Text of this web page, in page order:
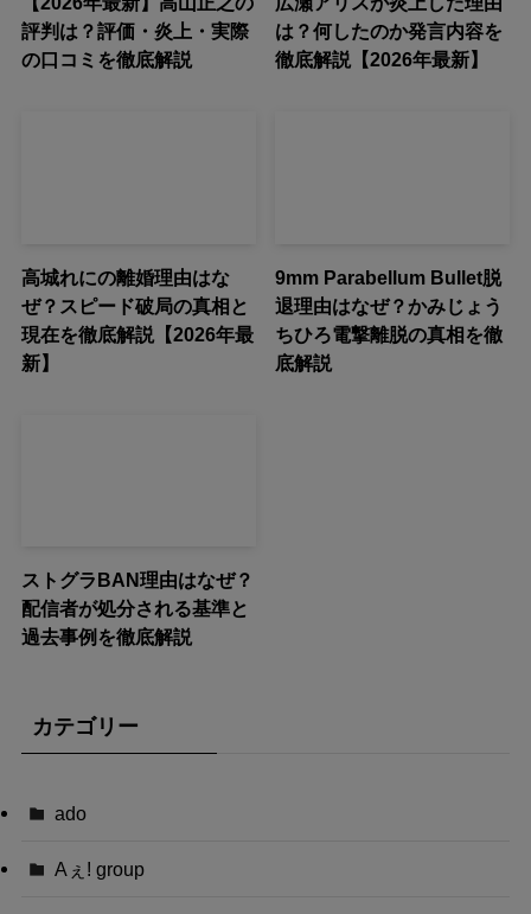
評判は？評価・炎上・実際
の口コミを徹底解説
は？何したのか発言内容を
徹底解説【2026年最新】
高城れにの離婚理由はな
ぜ？スピード破局の真相と
現在を徹底解説【2026年最
新】
9mm Parabellum Bullet脱
退理由はなぜ？かみじょう
ちひろ電撃離脱の真相を徹
底解説
ストグラBAN理由はなぜ？
配信者が処分される基準と
過去事例を徹底解説
カテゴリー
ado
Aぇ! group